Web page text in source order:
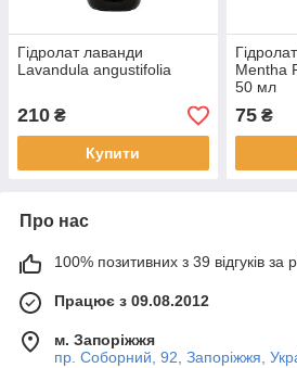
Гідролат лаванди
Lavandula angustifolia
210 ₴
Купити
Mentha
50 мл
75₴
Про нас
100% позитивних з 39 відгуків за
Працює з 09.08.2012
м. Запоріжжя
пр. Соборний, 92, Запоріжжя,